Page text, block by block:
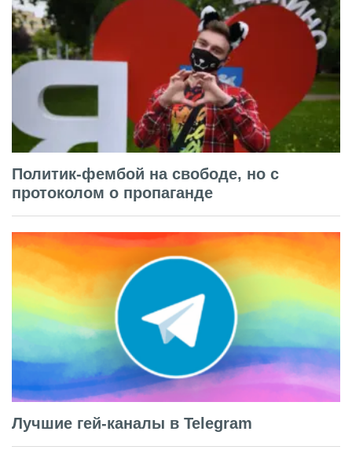
Политик-фембой на свободе, но с
протоколом о пропаганде
Лучшие гей-каналы в Telegram